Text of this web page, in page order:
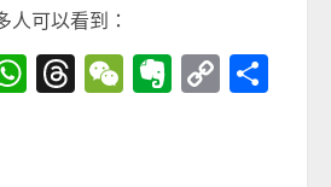
人可以看到：
WhatsApp
Threads
WeChat
Evernote
Copy